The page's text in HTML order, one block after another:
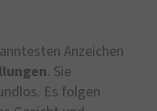
Anzeichen
. Sie
Es folgen